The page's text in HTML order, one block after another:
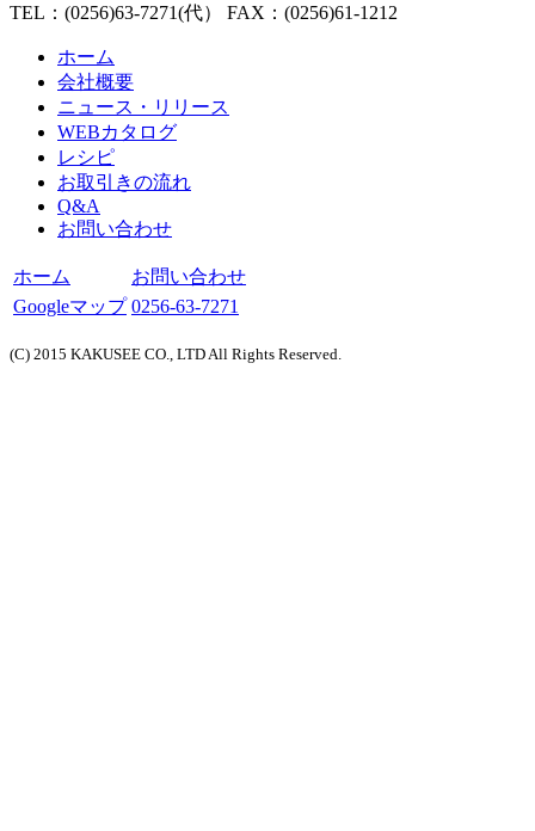
TEL：(0256)63-7271(代） FAX：(0256)61-1212
ホーム
会社概要
ニュース・リリース
WEBカタログ
レシピ
お取引きの流れ
Q&A
お問い合わせ
ホーム
お問い合わせ
Googleマップ 0256-63-7271
(C) 2015 KAKUSEE CO., LTD All Rights Reserved.